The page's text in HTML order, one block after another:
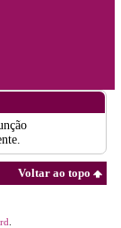
Voltar ao topo